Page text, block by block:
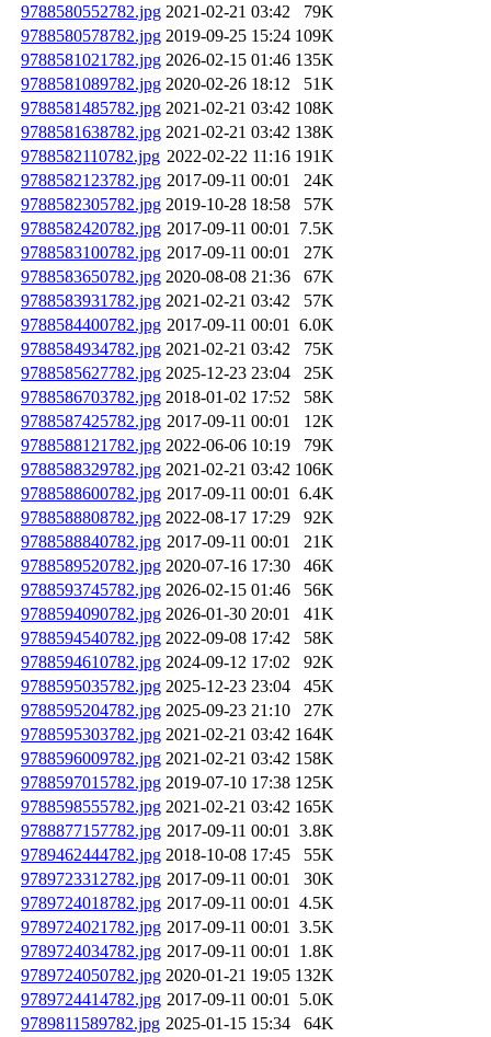
9788580552782.jpg 2021-02-21 03:42
79K
9788580578782.jpg 2019-09-25 15:24 109K
9788581021782.jpg 2026-02-15 01:46 135K
9788581089782.jpg 2020-02-26 18:12
51K
9788581485782.jpg 2021-02-21 03:42 108K
9788581638782.jpg 2021-02-21 03:42 138K
9788582110782.jpg 2022-02-22 11:16 191K
9788582123782.jpg 2017-09-11 00:01
24K
9788582305782.jpg 2019-10-28 18:58
57K
9788582420782.jpg 2017-09-11 00:01 7.5K
9788583100782.jpg 2017-09-11 00:01
27K
9788583650782.jpg 2020-08-08 21:36
67K
9788583931782.jpg 2021-02-21 03:42
57K
9788584400782.jpg 2017-09-11 00:01 6.0K
9788584934782.jpg 2021-02-21 03:42
75K
9788585627782.jpg 2025-12-23 23:04
25K
9788586703782.jpg 2018-01-02 17:52
58K
9788587425782.jpg 2017-09-11 00:01
12K
9788588121782.jpg 2022-06-06 10:19
79K
9788588329782.jpg 2021-02-21 03:42 106K
9788588600782.jpg 2017-09-11 00:01 6.4K
9788588808782.jpg 2022-08-17 17:29
92K
9788588840782.jpg 2017-09-11 00:01
21K
9788589520782.jpg 2020-07-16 17:30
46K
9788593745782.jpg 2026-02-15 01:46
56K
9788594090782.jpg 2026-01-30 20:01
41K
9788594540782.jpg 2022-09-08 17:42
58K
9788594610782.jpg 2024-09-12 17:02
92K
9788595035782.jpg 2025-12-23 23:04
45K
9788595204782.jpg 2025-09-23 21:10
27K
9788595303782.jpg 2021-02-21 03:42 164K
9788596009782.jpg 2021-02-21 03:42 158K
9788597015782.jpg 2019-07-10 17:38 125K
9788598555782.jpg 2021-02-21 03:42 165K
9788877157782.jpg 2017-09-11 00:01 3.8K
9789462444782.jpg 2018-10-08 17:45
55K
9789723312782.jpg 2017-09-11 00:01
30K
9789724018782.jpg 2017-09-11 00:01 4.5K
9789724021782.jpg 2017-09-11 00:01 3.5K
9789724034782.jpg 2017-09-11 00:01 1.8K
9789724050782.jpg 2020-01-21 19:05 132K
9789724414782.jpg 2017-09-11 00:01 5.0K
9789811589782.jpg 2025-01-15 15:34
64K